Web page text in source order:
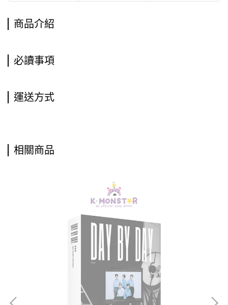
商品介紹
必讀事項
運送方式
相關商品